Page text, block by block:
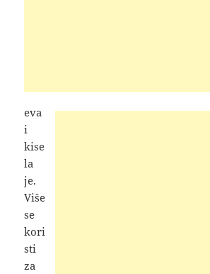
eva
i
kise
la
je.
Više
se
kori
sti
za